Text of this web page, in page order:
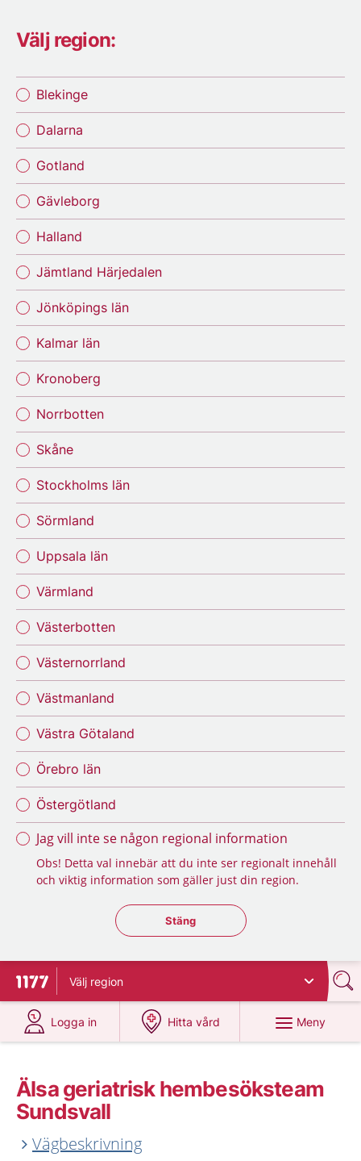
Välj region:
Blekinge
Dalarna
Gotland
Gävleborg
Halland
Jämtland Härjedalen
Jönköpings län
Kalmar län
Kronoberg
Norrbotten
Skåne
Stockholms län
Sörmland
Uppsala län
Värmland
Västerbotten
Västernorrland
Västmanland
Västra Götaland
Örebro län
Östergötland
Jag vill inte se någon regional information
Obs! Detta val innebär att du inte ser regionalt innehåll
och viktig information som gäller just din region.
Stäng regionsväljaren
Stäng
Till startsidan för 1177
Välj region
Logga in
på 1177.se
Hitta vård
på 1177.se
Meny
Älsa geriatrisk hembesöksteam
Sundsvall
Vägbeskrivning